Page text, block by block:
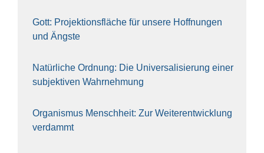
Gott: Pro­jek­ti­ons­flä­che für unse­re Hoff­nun­gen
und Ängs­te
Natür­li­che Ord­nung: Die Uni­ver­sa­li­sie­rung einer
sub­jek­ti­ven Wahr­neh­mung
Orga­nis­mus Mensch­heit: Zur Wei­ter­ent­wick­lung
ver­dammt